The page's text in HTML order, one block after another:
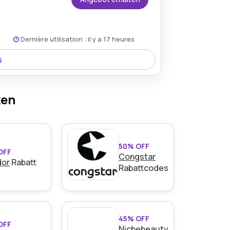
Kaffeemaschinen und Zubehörteile.
Dernière utilisation : il y a 17 heures
Bedingungen auf der Website des
Rabatt
50% OFF
Congstar
Rabattcodes
45% OFF